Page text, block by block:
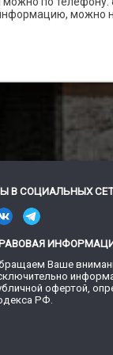
можно
В СОЦИАЛЬНЫХ
Ваше
офертой,
РФ.